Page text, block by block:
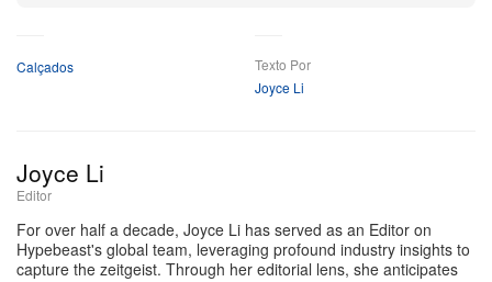
Calçados
Texto Por
Joyce Li
Joyce Li
Editor
For over half a decade, Joyce Li has served as an Editor on
Hypebeast's global team, leveraging profound industry insights to
capture the zeitgeist. Through her editorial lens, she anticipates